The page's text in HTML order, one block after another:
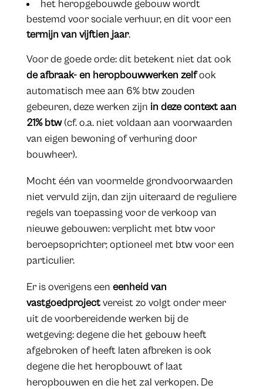
het heropgebouwde gebouw wordt
bestemd voor sociale verhuur, en dit voor een
termijn van vijftien jaar.
Voor de goede orde: dit betekent niet dat ook
de afbraak- en heropbouwwerken zelfook
automatisch mee aan 6% btw zouden
gebeuren, deze werken zijn in deze context aan
21% btw(cf. o.a. niet voldaan aan voorwaarden
van eigen bewoning of verhuring door
bouwheer).
Mocht één van voormelde grondvoorwaarden
niet vervuld zijn, dan zijn uiteraard de reguliere
regels van toepassing voor de verkoop van
nieuwe gebouwen: verplicht met btw voor
beroepsoprichter; optioneel met btw voor een
particulier.
Er is overigens een eenheid van
vastgoedprojectvereist zo volgt onder meer
uit de voorbereidende werken bij de
wetgeving: degene die het gebouw heeft
afgebroken of heeft laten afbreken is ook
degene die het heropbouwt of laat
heropbouwen en die het zal verkopen. De